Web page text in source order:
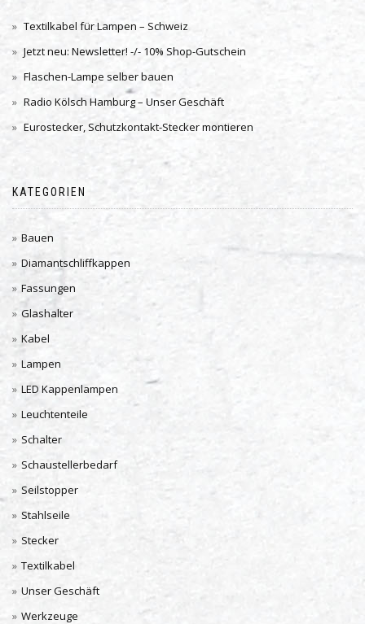
Textilkabel für Lampen – Schweiz
Jetzt neu: Newsletter! -/- 10% Shop-Gutschein
Flaschen-Lampe selber bauen
Radio Kölsch Hamburg – Unser Geschäft
Eurostecker, Schutzkontakt-Stecker montieren
KATEGORIEN
Bauen
Diamantschliffkappen
Fassungen
Glashalter
Kabel
Lampen
LED Kappenlampen
Leuchtenteile
Schalter
Schaustellerbedarf
Seilstopper
Stahlseile
Stecker
Textilkabel
Unser Geschäft
Werkzeuge